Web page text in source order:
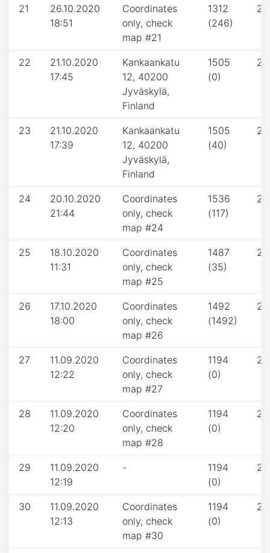
21
26.10.2020
18:51
Coordinates
only, check
map #21
1312
(246)
22
21.10.2020
17:45
Kankaankatu
12, 40200
Jyväskylä,
Finland
1505
(0)
23
21.10.2020
17:39
Kankaankatu
12, 40200
Jyväskylä,
Finland
1505
(40)
24
20.10.2020
21:44
Coordinates
only, check
map #24
1536
(117)
25
18.10.2020
11:31
Coordinates
only, check
map #25
1487
(35)
26
17.10.2020
18:00
Coordinates
only, check
map #26
1492
(1492)
27
11.09.2020
12:22
Coordinates
only, check
map #27
1194
(0)
28
11.09.2020
12:20
Coordinates
only, check
map #28
1194
(0)
29
11.09.2020
12:19
-
1194
(0)
30
11.09.2020
12:13
Coordinates
only, check
map #30
1194
(0)